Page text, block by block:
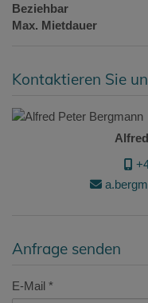
Beziehbar
Max. Mietdauer
Kontaktieren Sie
Anfrage senden
E-Mail